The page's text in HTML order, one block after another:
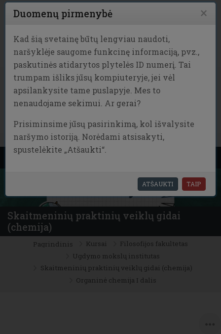
Pereiti į pagrindinį turinį
MENU
PRISIJUNGTI
Skaitmeninių praktinių veiklų gidai
(chemija)
Pagrindinis Kursai
Filosofijos fakultetas
Ugdymo mokslų institutas
Skaitmeninių praktinių veiklų gidai (chemija)
Organinė chemija I dalis
Duomenų pirmenybė ×
Kad šią svetainę būtų lengviau naudoti,
naršyklėje saugome funkcinę informaciją, pvz.,
paskutinės atidarytos plytelės ID numerį. Tai
trumpam išliks jūsų kompiuteryje, jei vėl
apsilankysite tame puslapyje. Mes to
nenaudojame sekimui. Ar gerai?
Prisiminsime jūsų pasirinkimą, kol išvalysite
naršymo istoriją. Norėdami atsisakyti,
spustelėkite „Atšaukti“.
ATŠAUKTI TAIP